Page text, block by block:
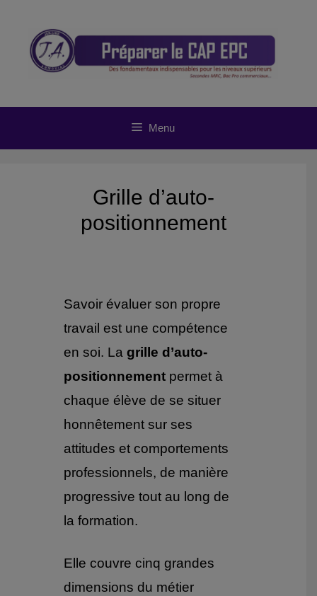
contenu
Menu
Grille d’auto-
positionnement
Savoir évaluer son propre
travail est une compétence
en soi. La grille d’auto-
positionnement permet à
chaque élève de se situer
honnêtement sur ses
attitudes et comportements
professionnels, de manière
progressive tout au long de
la formation.
Elle couvre cinq grandes
dimensions du métier